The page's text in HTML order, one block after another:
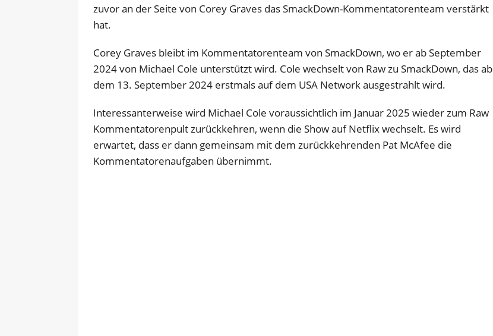
zuvor an der Seite von Corey Graves das SmackDown-Kommentatorenteam verstärkt
hat.
Corey Graves bleibt im Kommentatorenteam von SmackDown, wo er ab September
2024 von Michael Cole unterstützt wird. Cole wechselt von Raw zu SmackDown, das ab
dem 13. September 2024 erstmals auf dem USA Network ausgestrahlt wird.
Interessanterweise wird Michael Cole voraussichtlich im Januar 2025 wieder zum Raw
Kommentatorenpult zurückkehren, wenn die Show auf Netflix wechselt. Es wird
erwartet, dass er dann gemeinsam mit dem zurückkehrenden Pat McAfee die
Kommentatorenaufgaben übernimmt.